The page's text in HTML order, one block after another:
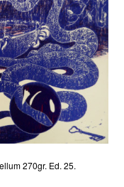
270gr. Ed. 25.